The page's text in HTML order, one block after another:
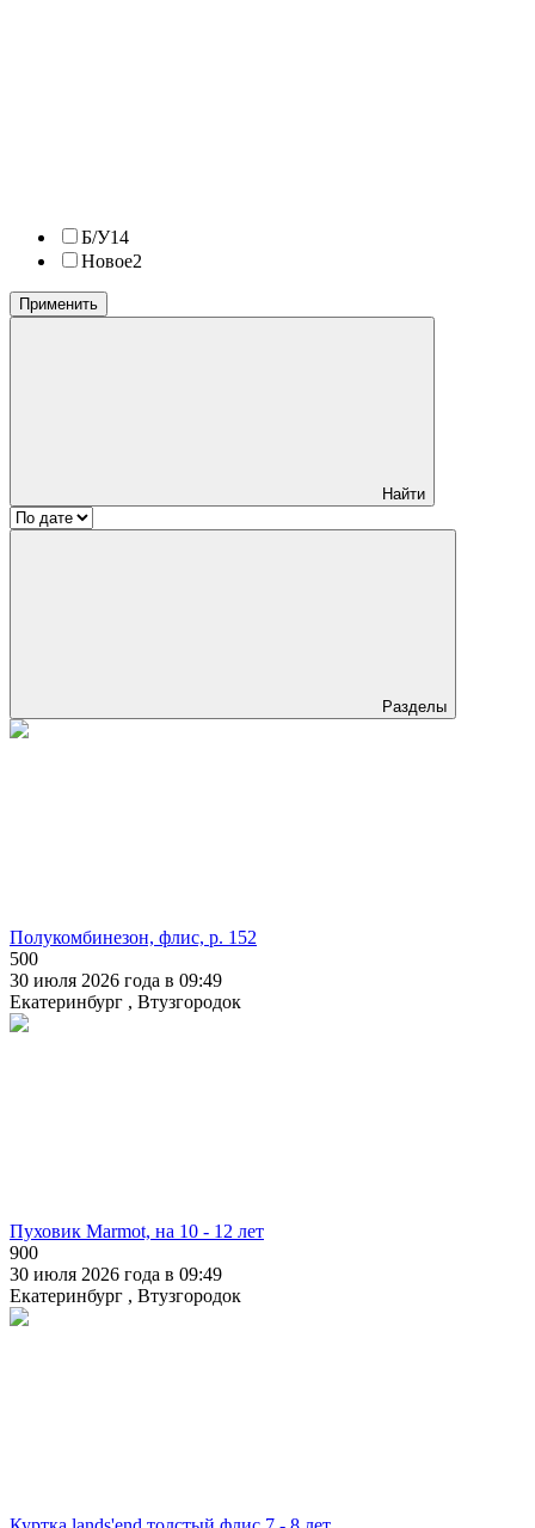
Б/У14
Новое2
Применить
Найти
Разделы
Полукомбинезон, флис, р. 152
500
30 июля 2026 года в 09:49
Екатеринбург , Втузгородок
Пуховик Marmоt, на 10 - 12 лет
900
30 июля 2026 года в 09:49
Екатеринбург , Втузгородок